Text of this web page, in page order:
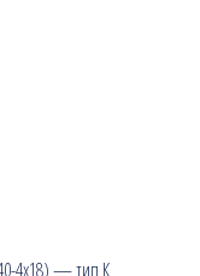
4х18) — тип К